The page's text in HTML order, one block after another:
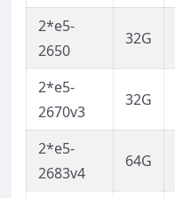
2*e5-
2650
32G
2*e5-
2670v3
32G
2*e5-
2683v4
64G